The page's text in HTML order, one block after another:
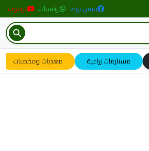
فيس بوك واتساب يوتيوب
مستلزمات زراعية مغذيات ومخصبات